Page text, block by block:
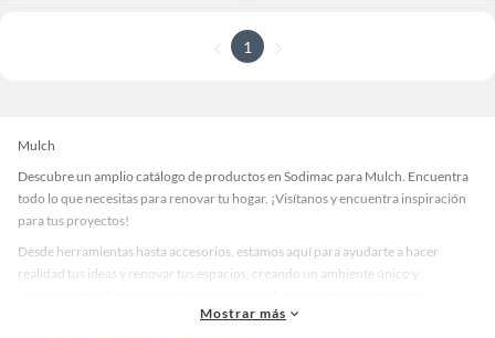
1
Mulch
Descubre un amplio catálogo de productos en Sodimac para Mulch. Encuentra
todo lo que necesitas para renovar tu hogar. ¡Visítanos y encuentra inspiración
para tus proyectos!
Desde herramientas hasta accesorios, estamos aquí para ayudarte a hacer
realidad tus ideas y renovar tus espacios, creando un ambiente único y
accesorios de calidad que te ayudarán a crear un espacio más tú.
Mostrar más